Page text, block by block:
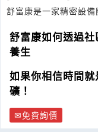
舒富康是一家精密設
舒富康如何透過
養生
如果你相信時間
礦！
免費詢價